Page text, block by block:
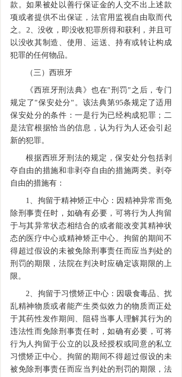
款。如果被处以善行保证金的人交不出上述款
项或者提供不出保证，法官用监视自由取而代
之。2、没收，即没收犯罪所得和获利，并且可
以没收其制造、使用、运送、持有或转让构成
犯罪的任何物品。
（三）西班牙
《西班牙刑法典》也在"刑罚"之后，专门
规定了"保安处分"。该法典第95条规定了适用
保安处分的条件：一是行为已经构成犯罪；二
是法官根据恰当的信息，认为行为人还会引起
新的犯罪。
根据西班牙刑法的规定，保安处分包括剥
夺自由的措施和非剥夺自由的措施两类。剥夺
自由的措施有：
1、拘留于精神矫正中心：因精神异常而免
除刑事责任时，如确有必要，可将行为人拘留
于与其异常状态相结合的或者能改变其精神状
态的医疗中心或精神矫正中心。拘留的期间不
得超过假设的未被免除刑事责任而应当判处的
刑罚的期限，法院在判决时应确定该期限的上
限。
2、拘留于习惯矫正中心：因吸食毒品、扰
乱精神物质或者能产生类似效力的物质而正处
于其药性发作期间、阻碍当事人理解其行为的
违法性而免除刑事责任时，如确有必要，可将
行为人拘留于公立的以及经授权或同意的私立
习惯矫正中心。拘留的期间不得超过假设的未
被免除刑事责任而应当判处的刑罚的期限，法